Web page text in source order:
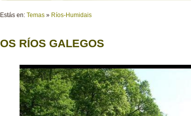
Estás en: Temas » Ríos-Humidais
OS RÍOS GALEGOS